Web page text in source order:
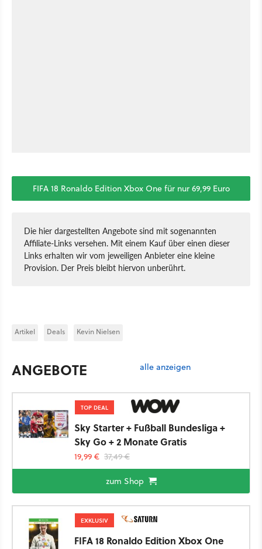
FIFA 18 Ronaldo Edition Xbox One für nur 69,99 Euro
Die hier dargestellten Angebote sind mit sogenannten
Affiliate-Links versehen. Mit einem Kauf über einen dieser
Links erhalten wir vom jeweiligen Anbieter eine kleine
Provision. Der Preis bleibt hiervon unberührt.
Artikel Deals Kevin Nielsen
ANGEBOTE alle anzeigen
TOP DEAL
Sky Starter + Fußball Bundesliga +
Sky Go + 2 Monate Gratis
19,99 € 37,49 €
zum Shop
EXKLUSIV
FIFA 18 Ronaldo Edition Xbox One